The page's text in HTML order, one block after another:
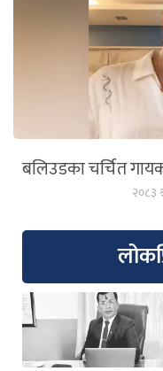
बलिउडका चर्चित
२०८३